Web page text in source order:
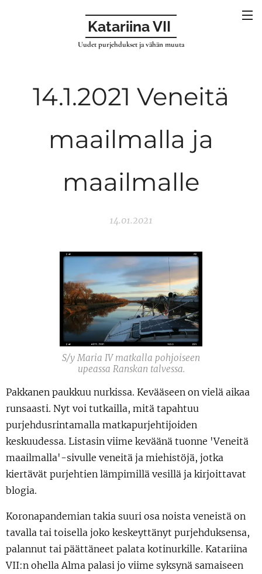
Katariina VII
Uudet purjehdukset ja vähän muuta
14.1.2021 Veneitä
maailmalla ja
maailmalle
14.01.2021
S/y Maria IV matkalla pohjoiseen
upeassa Ranskan talvessa.
Pakkanen paukkuu nurkissa. Kevääseen on vielä aikaa
runsaasti. Nyt voi tutkailla, mitä tapahtuu
purjehdusrintamalla matkapurjehtijoiden
keskuudessa. Listasin viime keväänä tuonne 'Veneitä
maailmalla'-sivulle veneitä ja miehistöjä, jotka
kiertävät purjehtien lämpimillä vesillä ja kirjoittavat
blogia.
Koronapandemian takia suuri osa noista veneistä on
tavalla tai toisella joko keskeyttänyt purjehduksensa,
palannut tai päättäneet palata kotinurkille. Katariina
VII:n ohella Alma palasi jo viime syksynä samaiseen